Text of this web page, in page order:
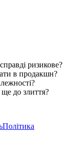
ризикове?
в продакшн?
до злиття?
Політика